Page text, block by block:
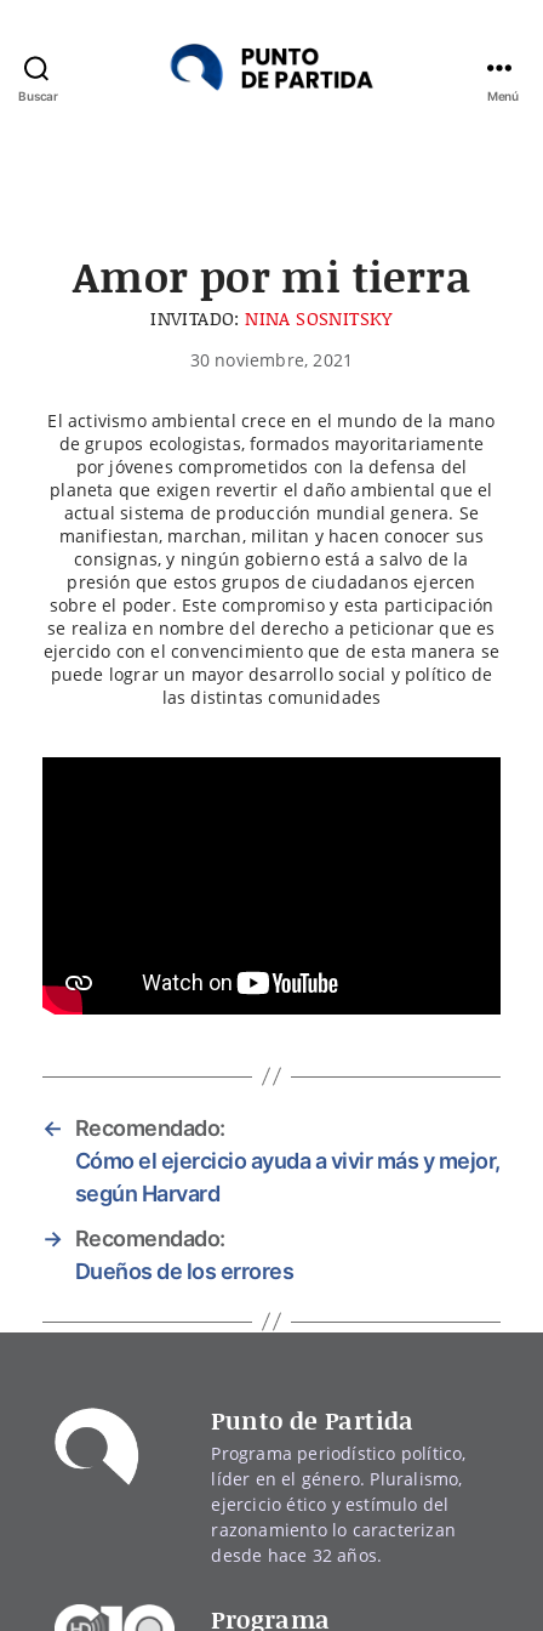
Buscar Menú
Amor por mi tierra
INVITADO:NINA SOSNITSKY
30 noviembre, 2021
El activismo ambiental crece en el mundo de la mano
de grupos ecologistas, formados mayoritariamente
por jóvenes comprometidos con la defensa del
planeta que exigen revertir el daño ambiental que el
actual sistema de producción mundial genera. Se
manifiestan, marchan, militan y hacen conocer sus
consignas, y ningún gobierno está a salvo de la
presión que estos grupos de ciudadanos ejercen
sobre el poder. Este compromiso y esta participación
se realiza en nombre del derecho a peticionar que es
ejercido con el convencimiento que de esta manera se
puede lograr un mayor desarrollo social y político de
las distintas comunidades
←
Recomendado:
Cómo el ejercicio ayuda a vivir más y mejor,
según Harvard
→ Recomendado:
Dueños de los errores
Punto de Partida
Programa periodístico político,
líder en el género. Pluralismo,
ejercicio ético y estímulo del
razonamiento lo caracterizan
desde hace 32 años.
Programa